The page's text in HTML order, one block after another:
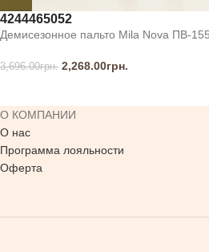
4244465052
Демисезонное пальто Mila Nova ПВ-
3,696.00грн. 2,268.00грн.
О КОМПАНИИ
О нас
Программа лояльности
Оферта